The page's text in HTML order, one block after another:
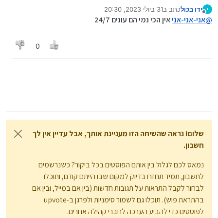
י
מנותק
ידו בכולכתב ב31 ביולי 2023, 20:30
נערך לאחרונה על ידי
@אני-אני-אניאין הכי נמי הם עונים 24/7
0
שלום! נראה שהשיחה הזו מעניינת אותך, אבל עדיין אין לך
חשבון.
נמאס לכם לגלול בין אותם הפוסטים בכל ביקור? כשנרשמים
לחשבון, תמיד תחזרו בדיוק למקום שבו הייתם קודם, ותוכלו
לבחור לקבל התראות על תגובות חדשות (בין אם במייל, ובין אם
בהתראת פוש). תוכלו גם לשמור סימניות ולפרגן ב-upvote
לפוסטים כדי להביע הערכה לחברי קהילה אחרים.